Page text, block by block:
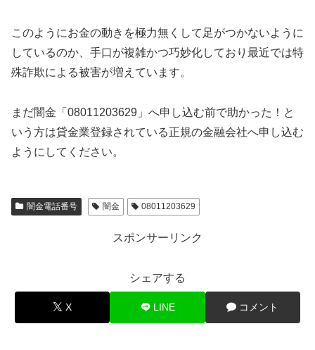
このようにお金の動きを極力無くして足がつかないように
しているのか、手口が複雑かつ巧妙化しており最近では特
殊詐欺による被害が増えています。
まだ闇金「08011203629」へ申し込む前で助かった！と
いう方は貸金業登録されている正規の金融会社へ申し込む
ようにしてください。
闇金電話番号 闇金 08011203629
スポンサーリンク
シェアする
X LINE コメント